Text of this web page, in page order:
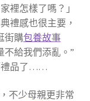
裡怎樣了嗎？」
禮感也很主要，
街購包養故事
不給我們添亂。”
禮品了……
不少母親更非常